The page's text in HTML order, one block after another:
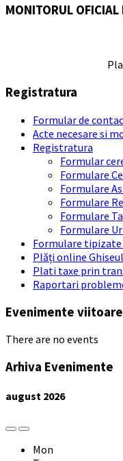
MONITORUL OFICIAL
Registratura
Formular de
Acte necesare si
Registratura
Formular
Formulare
Formulare
Formulare
Formulare
Formulare
Formulare
Plăți online
Plati taxe prin
Raportari
Evenimente viitoare
There are no events
Arhiva Evenimente
august 2026
Previous
Month
Next
Month
Mon